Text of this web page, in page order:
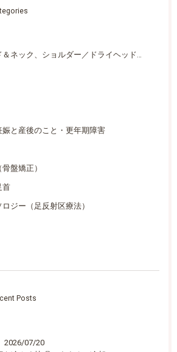
ック、ショルダー／ドライヘッドスパ）
娠と産後のこと・更年期障害
盤矯正）
首
ジー（足反射区療法）
Posts
2026/07/20